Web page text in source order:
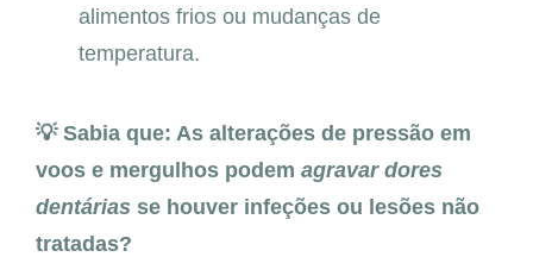
alimentos frios ou mudanças de
temperatura.
💡 Sabia que: As alterações de pressão em
voos e mergulhos podem agravar dores
dentárias se houver infeções ou lesões não
tratadas?